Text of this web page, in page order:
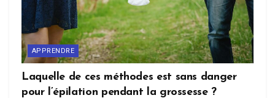
APPRENDRE
Laquelle de ces méthodes est sans danger
pour l’épilation pendant la grossesse ?